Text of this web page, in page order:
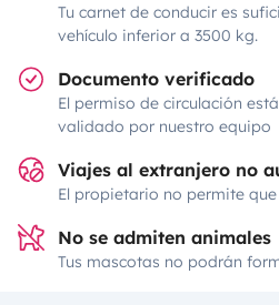
Tu carnet de conducir es
vehículo inferior a 3500 kg.
Documento verificado
El permiso de circulación
validado por nuestro equipo
Viajes al extranjero no
El propietario no permite
No se admiten animales
Tus mascotas no podrán